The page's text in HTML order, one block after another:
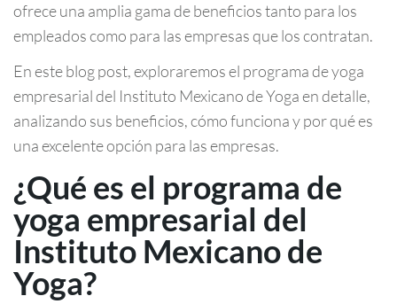
ofrece una amplia gama de beneficios tanto para los
empleados como para las empresas que los contratan.
En este blog post, exploraremos el programa de yoga
empresarial del Instituto Mexicano de Yoga en detalle,
analizando sus beneficios, cómo funciona y por qué es
una excelente opción para las empresas.
¿Qué es el programa de
yoga empresarial del
Instituto Mexicano de
Yoga?